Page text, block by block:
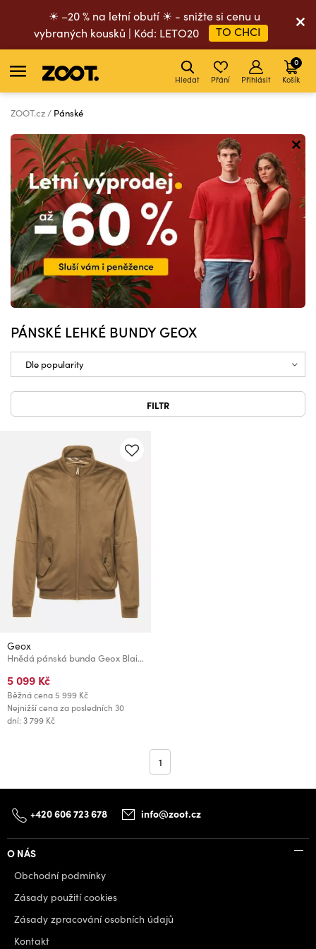
☀ –20 % na letní obutí ☀ - snižte si cenu u
vybraných kousků | Kód: LETO20
TO CHCI
Hledat Přání Přihlásit Košík
0
ZOOT.cz Pánské
PÁNSKÉ LEHKÉ BUNDY GEOX
FILTR
Geox
Hnědá pánská bunda Geox Blainey
5 099 Kč
Běžná cena5 999 Kč
Nejnižší cena za posledních 30
dní: 3 799 Kč
1
+420 606 723 678 info@zoot.cz
O NÁS
Obchodní podmínky
Zásady použití cookies
Zásady zpracování osobních údajů
Kontakt